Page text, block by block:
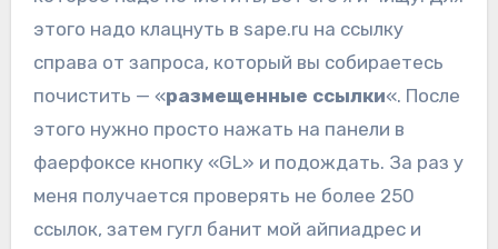
этого надо клацнуть в sape.ru на ссылку
справа от запроса, который вы собираетесь
почистить — «размещенные ссылки«. После
этого нужно просто нажать на панели в
фаерфоксе кнопку «GL» и подождать. За раз у
меня получается проверять не более 250
ссылок, затем гугл банит мой айпиадрес и